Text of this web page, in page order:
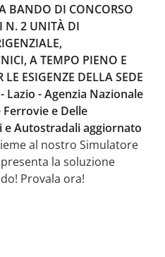
BANDO DI CONCORSO
N. 2 UNITÀ DI
A TEMPO PIENO E
ESIGENZE DELLA SEDE
Lazio - Agenzia Nazionale
Ferrovie e Delle
Autostradali aggiornato
al nostro Simulatore
la soluzione
Provala ora!